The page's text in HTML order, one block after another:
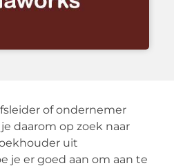
of ondernemer
daarom op zoek naar
uit
je er goed aan om aan te